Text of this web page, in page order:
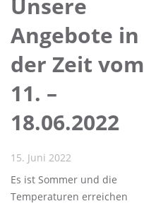
Unsere
Angebote in
der Zeit vom
11. –
18.06.2022
15. Juni 2022
Es ist Sommer und die
Temperaturen erreichen